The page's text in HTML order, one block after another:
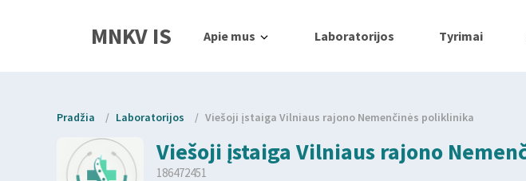
MNKV IS Apie mus Laboratorijos Tyrimai
Pradžia / Laboratorijos / Viešoji įstaiga Vilniaus rajono Nemenčinės poliklinika
Viešoji įstaiga Vilniaus rajono
186472451